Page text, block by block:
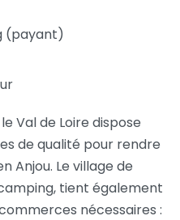
(payant)
Val de Loire dispose
de qualité pour rendre
Anjou. Le village de
tient également
nécessaires :